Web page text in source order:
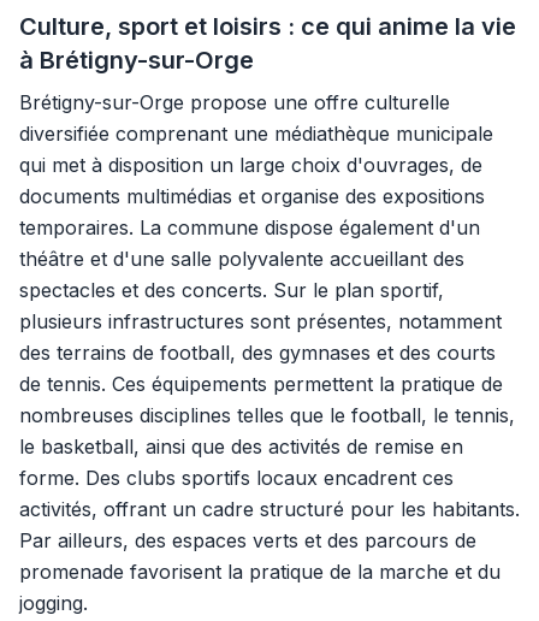
Culture, sport et loisirs : ce qui anime la vie
à Brétigny-sur-Orge
Brétigny-sur-Orge propose une offre culturelle
diversifiée comprenant une médiathèque municipale
qui met à disposition un large choix d'ouvrages, de
documents multimédias et organise des expositions
temporaires. La commune dispose également d'un
théâtre et d'une salle polyvalente accueillant des
spectacles et des concerts. Sur le plan sportif,
plusieurs infrastructures sont présentes, notamment
des terrains de football, des gymnases et des courts
de tennis. Ces équipements permettent la pratique de
nombreuses disciplines telles que le football, le tennis,
le basketball, ainsi que des activités de remise en
forme. Des clubs sportifs locaux encadrent ces
activités, offrant un cadre structuré pour les habitants.
Par ailleurs, des espaces verts et des parcours de
promenade favorisent la pratique de la marche et du
jogging.